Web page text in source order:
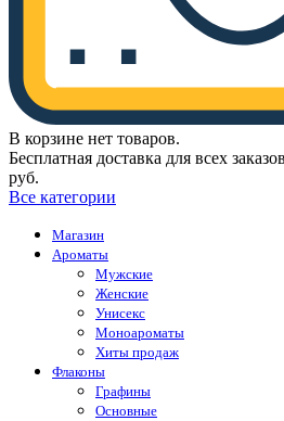
В корзине нет товаров.
Бесплатная доставка для всех
руб.
Все категории
Магазин
Ароматы
Мужские
Женские
Унисекс
Моноароматы
Хиты продаж
Флаконы
Графины
Основные